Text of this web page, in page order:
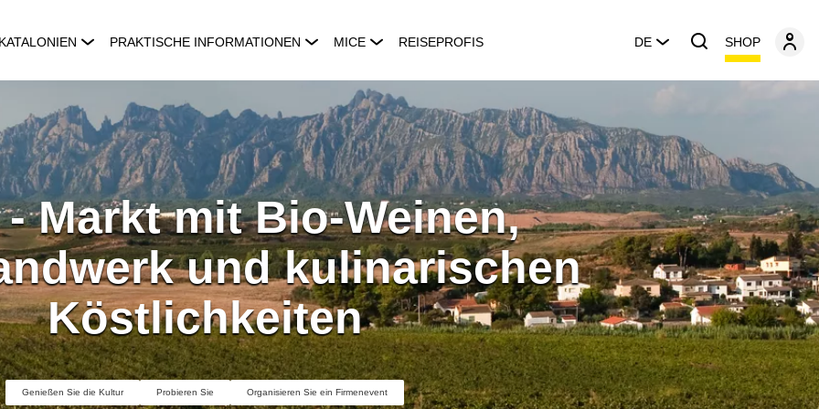
PRAKTISCHE INFORMATIONEN MICE REISEPROFIS DE SHOP
Markt mit Bio-Weinen,
und kulinarischen
Köstlichkeiten
Genießen Sie die Kultur Probieren Sie Organisieren Sie ein Firmenevent